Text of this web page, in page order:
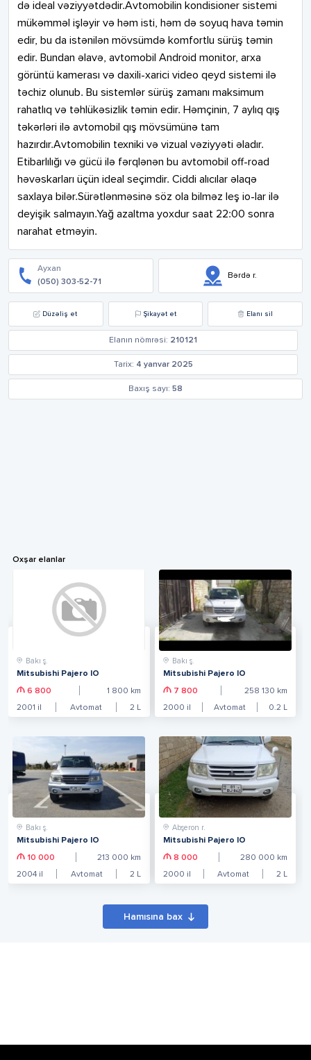
də ideal vəziyyətdədir.Avtomobilin kondisioner sistemi
mükəmməl işləyir və həm isti, həm də soyuq hava təmin
edir, bu da istənilən mövsümdə komfortlu sürüş təmin
edir. Bundan əlavə, avtomobil Android monitor, arxa
görüntü kamerası və daxili-xarici video qeyd sistemi ilə
təchiz olunub. Bu sistemlər sürüş zamanı maksimum
rahatlıq və təhlükəsizlik təmin edir. Həmçinin, 7 aylıq qış
təkərləri ilə avtomobil qış mövsümünə tam
hazırdır.Avtomobilin texniki və vizual vəziyyəti əladır.
Etibarlılığı və gücü ilə fərqlənən bu avtomobil off-road
həvəskarları üçün ideal seçimdir. Ciddi alıcılar əlaqə
saxlaya bilər.Sürətlənməsinə söz ola bilməz leş io-lar ilə
deyişik salmayın.Yağ azaltma yoxdur saat 22:00 sonra
narahat etməyin.
Ayxan
(050) 303-52-71
Bərdə r.
Düzəliş et Şikayət et Elanı sil
Elanın nömrəsi: 210121
Tarix: 4 yanvar 2025
Baxış sayı: 58
Oxşar elanlar
Bakı ş.
Mitsubishi Pajero IO
6 800 1 800 km
2001 il Avtomat 2 L
Bakı ş.
Mitsubishi Pajero IO
7 800 258 130 km
2000 il Avtomat 0.2 L
Bakı ş.
Mitsubishi Pajero IO
10 000 213 000 km
2004 il Avtomat 2 L
Abşeron r.
Mitsubishi Pajero IO
8 000 280 000 km
2000 il Avtomat 2 L
Hamısına bax